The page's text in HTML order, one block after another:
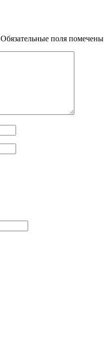
Обязательные поля помечены